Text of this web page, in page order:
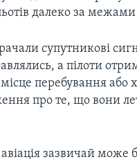
далеко за
супутникові
а пілоти
перебування або
про те, що вони
зазвичай може